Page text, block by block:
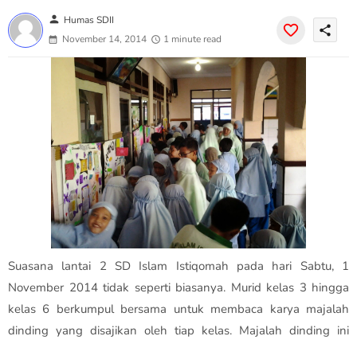
person Humas SDII
November 14, 2014
1 minute read
share
Suasana lantai 2 SD Islam Istiqomah pada hari Sabtu, 1
November 2014 tidak seperti biasanya. Murid kelas 3 hingga
kelas 6 berkumpul bersama untuk membaca karya majalah
dinding yang disajikan oleh tiap kelas. Majalah dinding ini